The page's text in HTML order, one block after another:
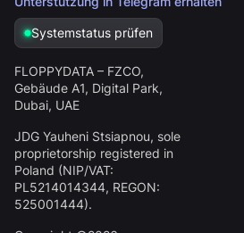
Systemstatus prüfen
FLOPPYDATA – FZCO,
Gebäude A1, Digital Park,
Dubai, UAE
JDG Yauheni Stsiapnou, sole
proprietorship registered in
Poland (NIP/VAT:
PL5214014344, REGON:
525001444).